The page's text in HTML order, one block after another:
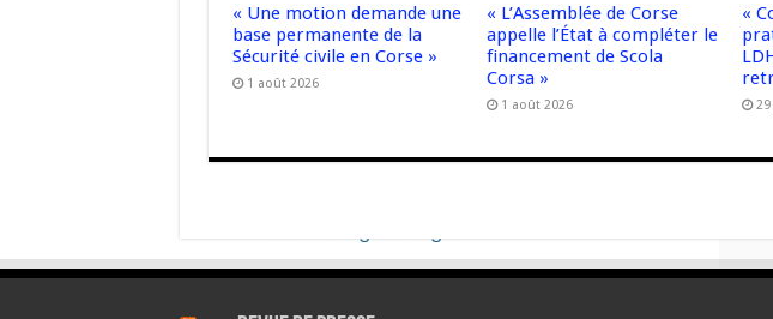
« Une motion demande une
base permanente de la
Sécurité civile en Corse »
1 août 2026
« L’Assemblée de Corse
appelle l’État à compléter le
financement de Scola
Corsa »
1 août 2026
«